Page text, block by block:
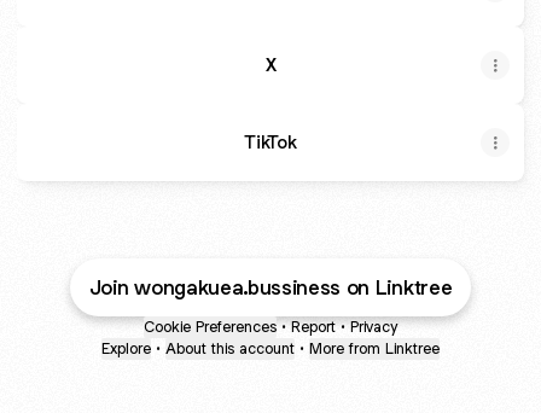
X
TikTok
Join wongakuea.bussiness on Linktree
Cookie Preferences • Report • Privacy
Explore • About this account • More from Linktree